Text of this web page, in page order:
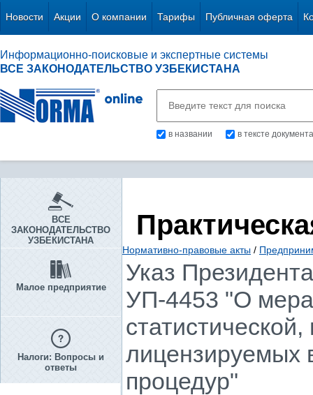
Новости Акции О компании Тарифы Публичная оферта
Информационно-поисковые и экспертные системы
ВСЕ ЗАКОНОДАТЕЛЬСТВО УЗБЕКИСТАНА
в названии в тексте документа
ВСЕ
ЗАКОНОДАТЕЛЬСТВО
УЗБЕКИСТАНА
Малое предприятие
Налоги: Вопросы и
ответы
Нормативно-правовые акты /
Указ
УП-4453 "О
лицензируемых
процедур"